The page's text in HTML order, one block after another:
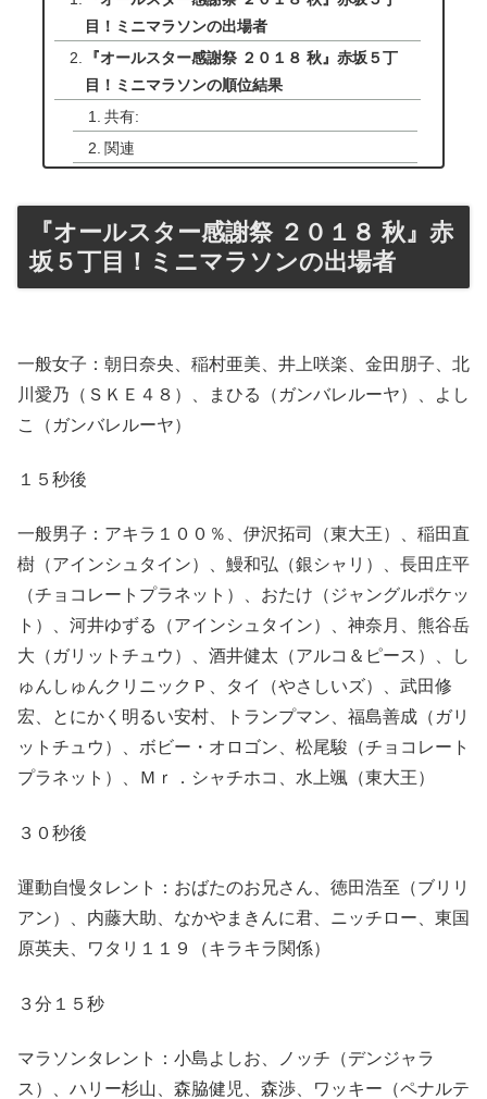
目！ミニマラソンの出場者
『オールスター感謝祭 ２０１８ 秋』赤坂５丁
目！ミニマラソンの順位結果
共有:
関連
『オールスター感謝祭 ２０１８ 秋』赤
坂５丁目！ミニマラソンの出場者
一般女子：朝日奈央、稲村亜美、井上咲楽、金田朋子、北
川愛乃（ＳＫＥ４８）、まひる（ガンバレルーヤ）、よし
こ（ガンバレルーヤ）
１５秒後
一般男子：アキラ１００％、伊沢拓司（東大王）、稲田直
樹（アインシュタイン）、鰻和弘（銀シャリ）、長田庄平
（チョコレートプラネット）、おたけ（ジャングルポケッ
ト）、河井ゆずる（アインシュタイン）、神奈月、熊谷岳
大（ガリットチュウ）、酒井健太（アルコ＆ピース）、し
ゅんしゅんクリニックＰ、タイ（やさしいズ）、武田修
宏、とにかく明るい安村、トランプマン、福島善成（ガリ
ットチュウ）、ボビー・オロゴン、松尾駿（チョコレート
プラネット）、Ｍｒ．シャチホコ、水上颯（東大王）
３０秒後
運動自慢タレント：おばたのお兄さん、徳田浩至（ブリリ
アン）、内藤大助、なかやまきんに君、ニッチロー、東国
原英夫、ワタリ１１９（キラキラ関係）
３分１５秒
マラソンタレント：小島よしお、ノッチ（デンジャラ
ス）、ハリー杉山、森脇健児、森渉、ワッキー（ペナルテ